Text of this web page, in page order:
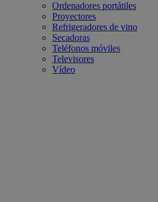
Ordenadores portátiles
Proyectores
Refrigeradores de vino
Secadoras
Teléfonos móviles
Televisores
Vídeo